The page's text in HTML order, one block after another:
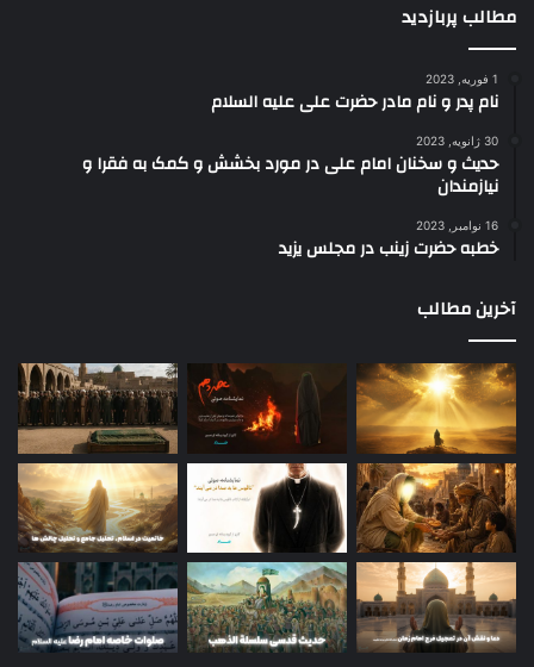
مطالب پربازدید
1 فوریه, 2023
نام پدر و نام مادر حضرت علی علیه السلام
30 ژانویه, 2023
حدیث و سخنان امام علی در مورد بخشش و کمک به فقرا و
نیازمندان
16 نوامبر, 2023
خطبه حضرت زینب در مجلس یزید
آخرین مطالب